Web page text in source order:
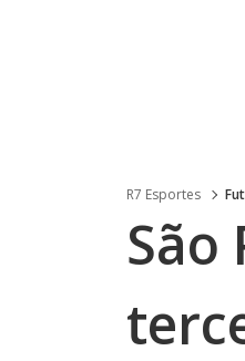
R7 Esportes
São